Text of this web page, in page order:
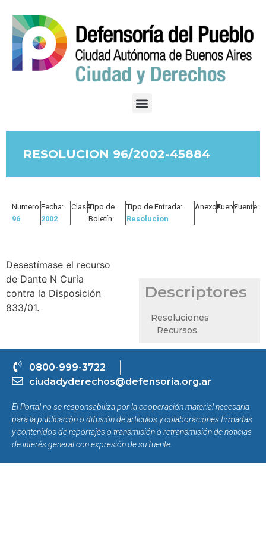
RESOLUCION 96/2002-45884
Numero:
96
Fecha:
2002
Clase:Tipo de
Boletín:
Tipo de Entrada:
Resolucion
Anexos:Fuero:Fuente:
Desestímase el recurso
de Dante N Curia
contra la Disposición
833/01.
Descriptores
Resoluciones
Recursos
0800-999-3722
ciudadyderechos@defensoria.org.ar
El Portal no se responsabiliza por la cooperación material necesaria
para la publicación o difusión de artículos y colaboraciones firmadas
y contenidos de reportajes o transmisión o retransmisión de noticias
de interés general con expresión de su fuente.